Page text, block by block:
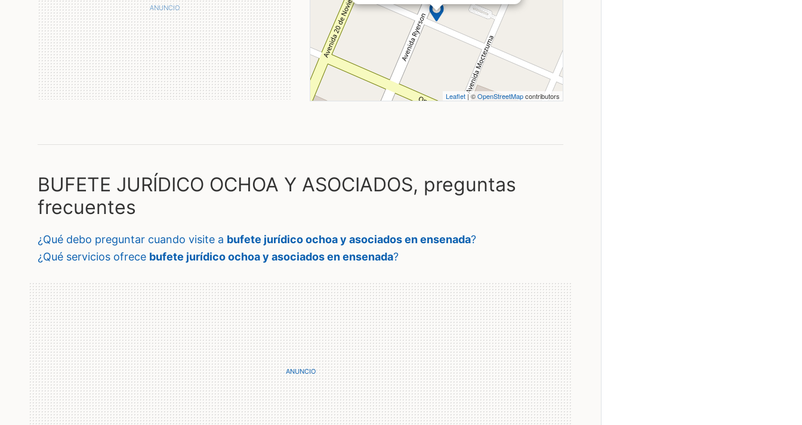
Leaflet | ©OpenStreetMapcontributors
BUFETE JURÍDICO OCHOA Y ASOCIADOS, preguntas
frecuentes
¿qué debo preguntar cuando visite a bufete jurídico ochoa y asociados en ensenada?
¿qué servicios ofrece bufete jurídico ochoa y asociados en ensenada?